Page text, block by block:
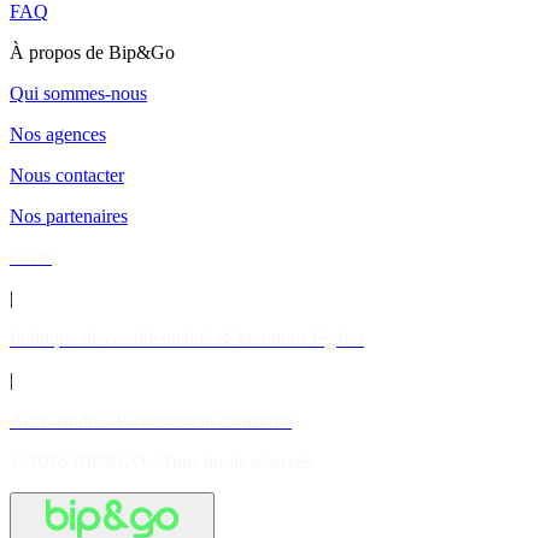
FAQ
À propos de Bip&Go
Qui sommes-nous
Nos agences
Nous contacter
Nos partenaires
|
|